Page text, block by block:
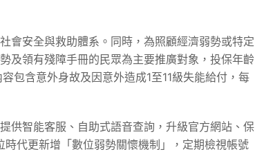
會安全與救助體系。同時，為照顧經濟弱勢或特定
及領有殘障手冊的民眾為主要推廣對象，投保年齡
包含意外身故及因意外造成1至11級失能給付，每
供智能客服、自助式語音查詢，升級官方網站、保
代更新增「數位弱勢關懷機制」，定期檢視帳號